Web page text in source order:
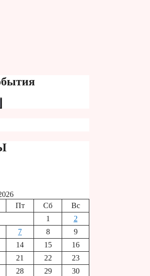
Пт Сб
Вс
1
2
7 8
9
14 15
16
21 22
23
28 29
30